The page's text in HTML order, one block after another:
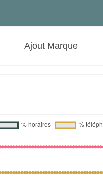
Ajout Marque